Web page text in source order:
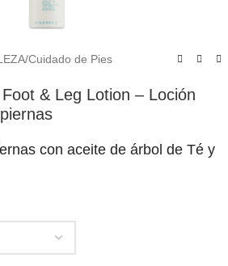
/Cuidado de Pies
& Leg Lotion – Loción
con aceite de árbol de Té y